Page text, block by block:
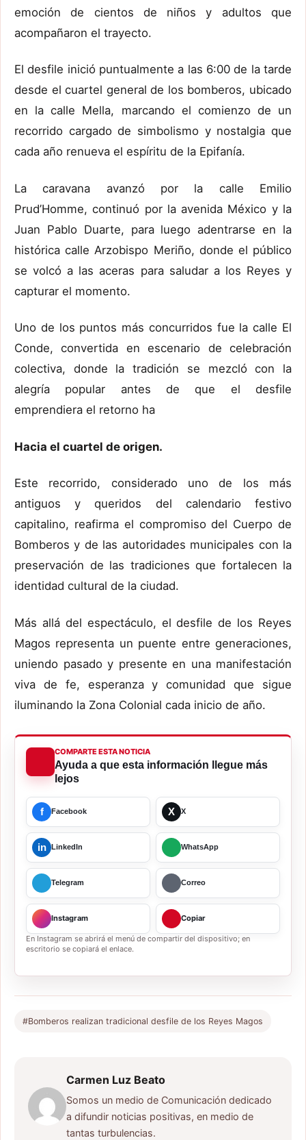
emoción de cientos de niños y adultos que
acompañaron el trayecto.
El desfile inició puntualmente a las 6:00 de la tarde
desde el cuartel general de los bomberos, ubicado
en la calle Mella, marcando el comienzo de un
recorrido cargado de simbolismo y nostalgia que
cada año renueva el espíritu de la Epifanía.
La caravana avanzó por la calle Emilio
Prud’Homme, continuó por la avenida México y la
Juan Pablo Duarte, para luego adentrarse en la
histórica calle Arzobispo Meriño, donde el público
se volcó a las aceras para saludar a los Reyes y
capturar el momento.
Uno de los puntos más concurridos fue la calle El
Conde, convertida en escenario de celebración
colectiva, donde la tradición se mezcló con la
alegría popular antes de que el desfile
emprendiera el retorno ha
Hacia el cuartel de origen.
Este recorrido, considerado uno de los más
antiguos y queridos del calendario festivo
capitalino, reafirma el compromiso del Cuerpo de
Bomberos y de las autoridades municipales con la
preservación de las tradiciones que fortalecen la
identidad cultural de la ciudad.
Más allá del espectáculo, el desfile de los Reyes
Magos representa un puente entre generaciones,
uniendo pasado y presente en una manifestación
viva de fe, esperanza y comunidad que sigue
iluminando la Zona Colonial cada inicio de año.
COMPARTE ESTA NOTICIA
Ayuda a que esta información llegue más
lejos
f Facebook X X
in LinkedIn WhatsApp
Telegram Correo
Instagram Copiar
En Instagram se abrirá el menú de compartir del dispositivo; en
escritorio se copiará el enlace.
#Bomberos realizan tradicional desfile de los Reyes Magos
Carmen Luz Beato
Somos un medio de Comunicación dedicado
a difundir noticias positivas, en medio de
tantas turbulencias.